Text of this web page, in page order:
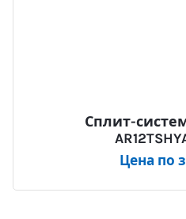
Сплит-
Цена по